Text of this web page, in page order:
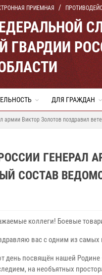
ПРИЕМНАЯ
ГВАРДИИ
ДЛЯ ГРАЖДАН
армии Виктор Золотов поздравил
ГЕНЕРАЛ
СОСТАВ
коллеги! Боевые
вас с одним из
день посвящён нашей Родине
на необъятных